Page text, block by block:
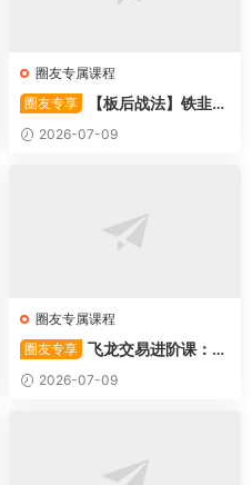
圈友专属课程
圈友专享
【板后战法】铁韭菜
板后强势战法
2026-07-09
圈友专属课程
圈友专享 飞龙交易进阶课：共
振战法
2026-07-09